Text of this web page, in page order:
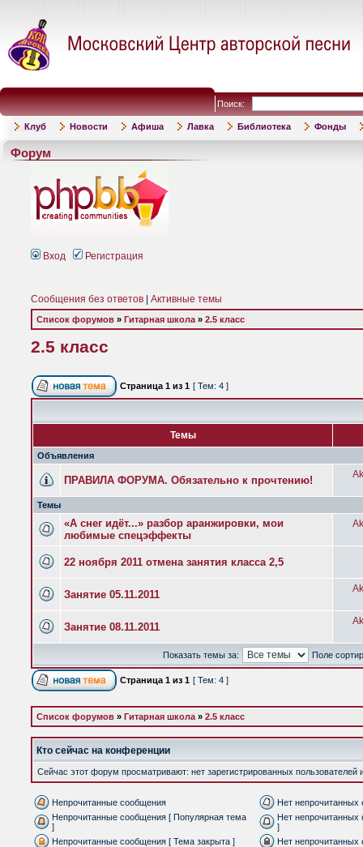
Поиск:
Клуб Новости Афиша Лавка Библиотека Фонды
Форум
Вход Регистрация
Сообщения без ответов Активные темы
Список форумов » Гитарная школа » 2.5 класс
2.5 класс
Страница 1 из 1 [ Тем: 4 ]
Темы
Объявления
ПРАВИЛА ФОРУМА. Обязательно к прочтению!
Темы
«А снег идёт...» разбор аранжировки, мои
любимые спецэффекты
22 ноября 2011 отмена занятия класса 2,5
Занятие 05.11.2011
Занятие 08.11.2011
Показать темы за: Поле
Страница 1 из 1 [ Тем: 4 ]
Список форумов » Гитарная школа » 2.5 класс
Кто сейчас на конференции
Сейчас этот форум просматривают: нет зарегистрированных пользователей
Непрочитанные сообщения
Нет непрочитанных
Непрочитанные сообщения [ Популярная тема
]
Нет
]
Непрочитанные сообщения [ Тема закрыта ]
Нет непрочитанных